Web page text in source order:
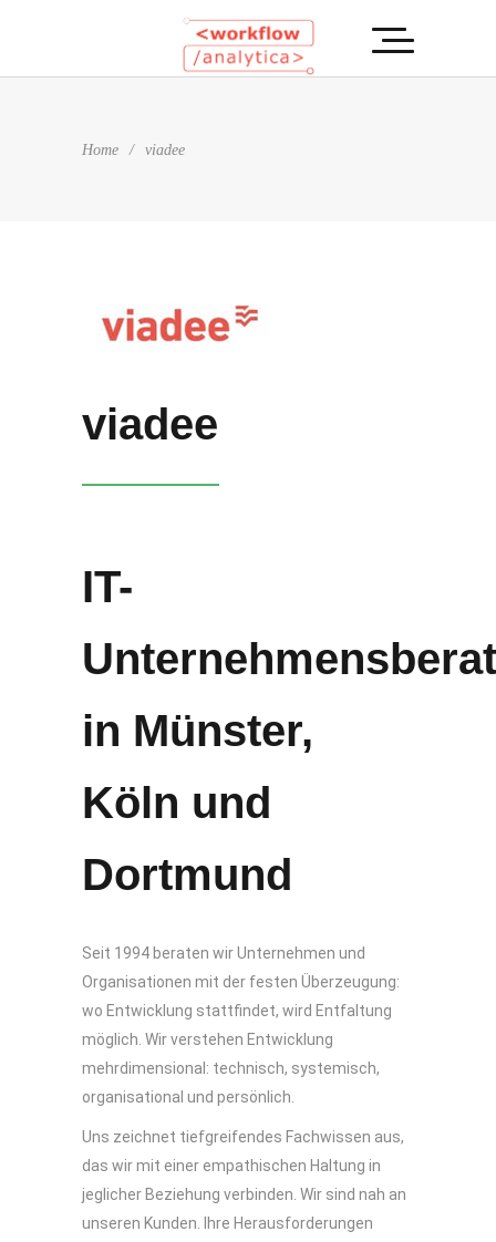
Home / viadee
viadee
IT-
in Münster,
Köln und
Dortmund
Seit 1994 beraten wir Unternehmen und
Organisationen mit der festen Überzeugung:
wo Entwicklung stattfindet, wird Entfaltung
möglich. Wir verstehen Entwicklung
mehrdimensional: technisch, systemisch,
organisational und persönlich.
Uns zeichnet tiefgreifendes Fachwissen aus,
das wir mit einer empathischen Haltung in
jeglicher Beziehung verbinden. Wir sind nah an
unseren Kunden. Ihre Herausforderungen